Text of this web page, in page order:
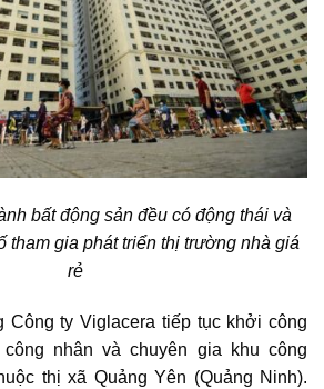
bất động sản đều có động thái và
tham gia phát triển thị trường nhà giá
rẻ
Công ty Viglacera tiếp tục khởi công
nhân và chuyên gia khu công
thị xã Quảng Yên (Quảng Ninh).